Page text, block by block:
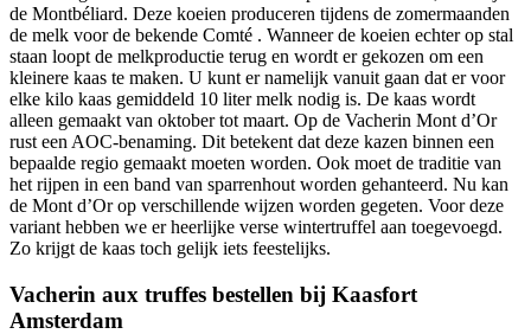
de Montbéliard. Deze koeien produceren tijdens de zomermaanden
de melk voor de bekende Comté . Wanneer de koeien echter op stal
staan loopt de melkproductie terug en wordt er gekozen om een
kleinere kaas te maken. U kunt er namelijk vanuit gaan dat er voor
elke kilo kaas gemiddeld 10 liter melk nodig is. De kaas wordt
alleen gemaakt van oktober tot maart. Op de Vacherin Mont d’Or
rust een AOC-benaming. Dit betekent dat deze kazen binnen een
bepaalde regio gemaakt moeten worden. Ook moet de traditie van
het rijpen in een band van sparrenhout worden gehanteerd. Nu kan
de Mont d’Or op verschillende wijzen worden gegeten. Voor deze
variant hebben we er heerlijke verse wintertruffel aan toegevoegd.
Zo krijgt de kaas toch gelijk iets feestelijks.
Vacherin aux truffes bestellen bij Kaasfort
Amsterdam